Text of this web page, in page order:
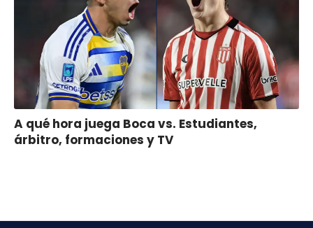
A qué hora juega Boca vs. Estudiantes,
árbitro, formaciones y TV